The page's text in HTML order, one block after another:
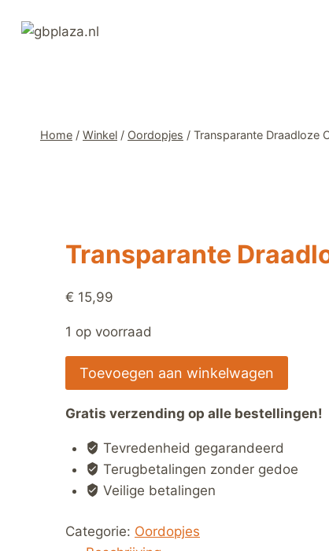
naar
Home / Winkel / Oordopjes / Transparante Draadloze
Transparante
€ 15,99
1 op voorraad
Transparante
Draadloze
Oordopjes
5.3
hoeveelheid
Toevoegen aan winkelwagen
Gratis verzending op alle bestellingen!
Tevredenheid gegarandeerd
Terugbetalingen zonder gedoe
Veilige betalingen
Categorie: Oordopjes